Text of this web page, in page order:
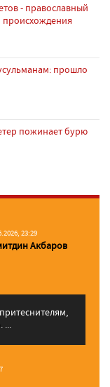
- православный
происхождения
прошло
пожинает бурю
23:29
Акбаров
...